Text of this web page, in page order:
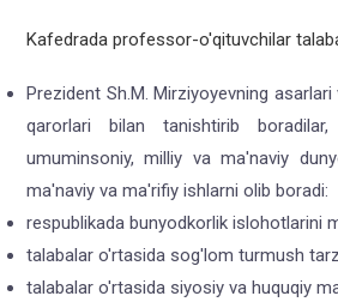
Kafedrada professor-o'qituvchilar
Prezident Sh.M. Mirziyoyevning
qarorlari bilan tanishtirib
umuminsoniy, milliy va ma'naviy
ma'naviy va ma'rifiy ishlarni olib boradi:
respublikada bunyodkorlik islohotlarini
talabalar o'rtasida sog'lom turmush
talabalar o'rtasida siyosiy va huquqiy